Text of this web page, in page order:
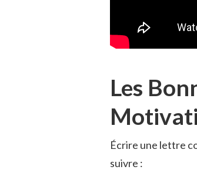
Les
Écrire une lettre
suivre :